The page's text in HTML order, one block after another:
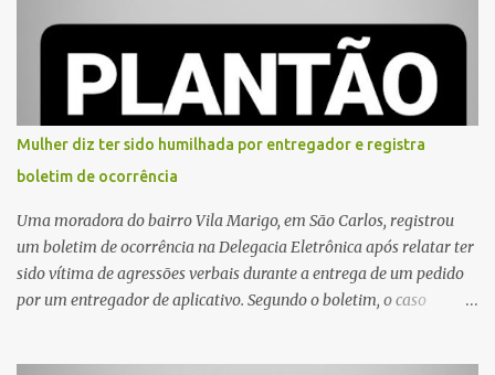
Mulher diz ter sido humilhada por entregador e registra
boletim de ocorrência
Uma moradora do bairro Vila Marigo, em São Carlos, registrou
um boletim de ocorrência na Delegacia Eletrônica após relatar ter
sido vítima de agressões verbais durante a entrega de um pedido
por um entregador de aplicativo. Segundo o boletim, o caso